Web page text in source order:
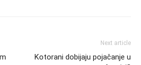
Next article
Kotorani dobijaju pojačanje u